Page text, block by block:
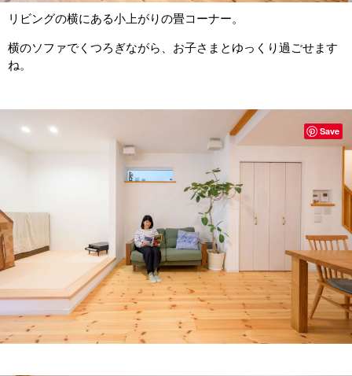
リビングの横にある小上がりの畳コーナー。
横のソファでくつろぎながら、お子さまとゆっくり過ごせます
ね。
Save